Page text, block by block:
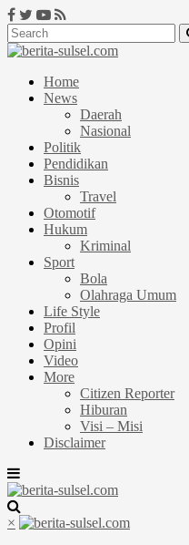
Home
News
Daerah
Nasional
Politik
Pendidikan
Bisnis
Travel
Otomotif
Hukum
Kriminal
Sport
Bola
Olahraga Umum
Life Style
Profil
Opini
Video
More
Citizen Reporter
Hiburan
Visi – Misi
Disclaimer
×